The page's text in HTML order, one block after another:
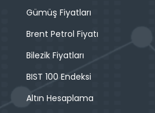
Gümüş Fiyatları
Brent Petrol Fiyatı
Bilezik Fiyatları
BIST 100 Endeksi
Altın Hesaplama